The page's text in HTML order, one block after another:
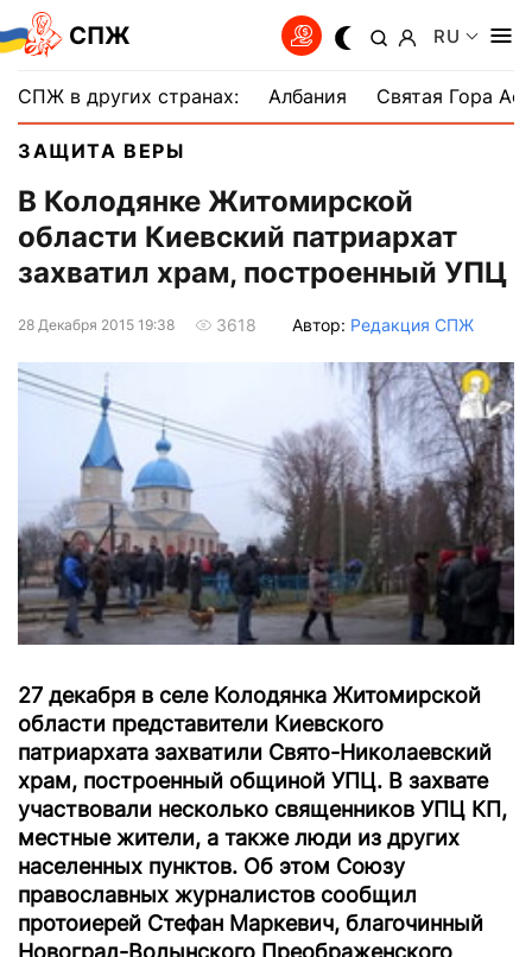
СПЖ RU
СПЖ в других странах: Албания Святая Гора
ЗАЩИТА ВЕРЫ
В Колодянке Житомирской
области Киевский патриархат
захватил храм, построенный УПЦ
28 Декабря 2015 19:38 3618 Автор: Редакция СПЖ
27 декабря в селе Колодянка Житомирской
области представители Киевского
патриархата захватили Свято-Николаевский
храм, построенный общиной УПЦ. В захвате
участвовали несколько священников УПЦ КП,
местные жители, а также люди из других
населенных пунктов. Об этом Союзу
православных журналистов сообщил
протоиерей Стефан Маркевич, благочинный
Новоград-Волынского Преображенского